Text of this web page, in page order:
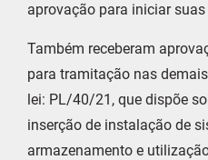
aprovação para iniciar
Também receberam
para tramitação nas
lei: PL/40/21, que dispõe
inserção de instalação de
armazenamento e